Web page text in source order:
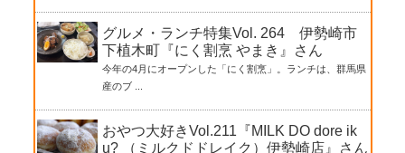
グルメ・ランチ特集Vol. 264 伊勢崎市
下植木町『にく割烹 やまき』さん
今年の4月にオープンした「にく割烹」。ランチは、群馬県
産のブ ...
おやつ大好きVol.211『MILK DO dore ik
u? （ミルクドドレイク）伊勢崎店』さん